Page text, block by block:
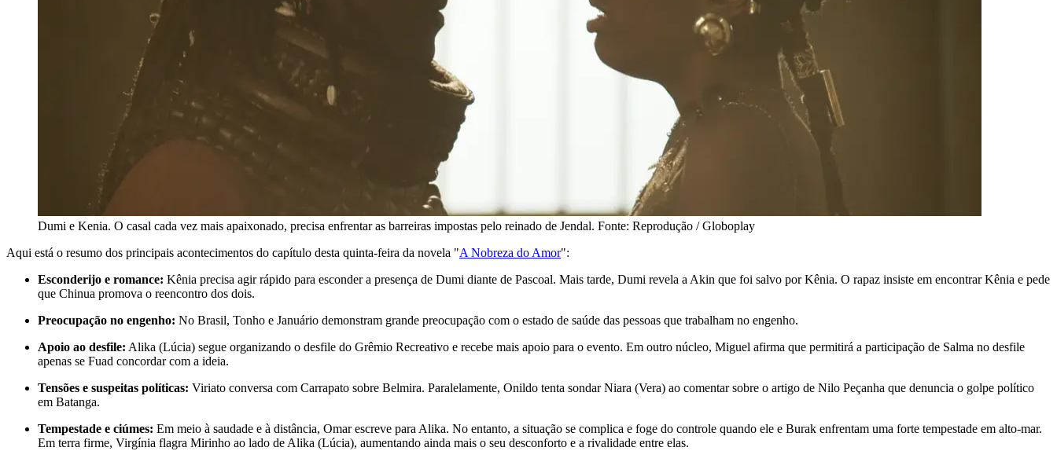
Dumi e Kenia. O casal cada vez mais apaixonado, precisa enfrentar as barreiras impostas pelo reinado de Jendal. Fonte: Reprodução / Globoplay
Aqui está o resumo dos principais acontecimentos do capítulo desta quinta-feira da novela "A Nobreza do Amor":
Esconderijo e romance: Kênia precisa agir rápido para esconder a presença de Dumi diante de Pascoal. Mais tarde, Dumi revela a Akin que foi salvo por Kênia. O rapaz insiste em encontrar Kênia e pede
que Chinua promova o reencontro dos dois.
Preocupação no engenho: No Brasil, Tonho e Januário demonstram grande preocupação com o estado de saúde das pessoas que trabalham no engenho.
Apoio ao desfile: Alika (Lúcia) segue organizando o desfile do Grêmio Recreativo e recebe mais apoio para o evento. Em outro núcleo, Miguel afirma que permitirá a participação de Salma no desfile
apenas se Fuad concordar com a ideia.
Tensões e suspeitas políticas: Viriato conversa com Carrapato sobre Belmira. Paralelamente, Onildo tenta sondar Niara (Vera) ao comentar sobre o artigo de Nilo Peçanha que denuncia o golpe político
em Batanga.
Tempestade e ciúmes: Em meio à saudade e à distância, Omar escreve para Alika. No entanto, a situação se complica e foge do controle quando ele e Burak enfrentam uma forte tempestade em alto-mar.
Em terra firme, Virgínia flagra Mirinho ao lado de Alika (Lúcia), aumentando ainda mais o seu desconforto e a rivalidade entre elas.